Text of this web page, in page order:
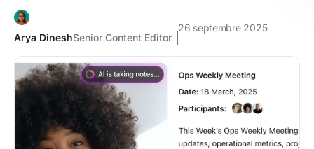
Arya DineshSenior Content Editor
26 septembre 2025